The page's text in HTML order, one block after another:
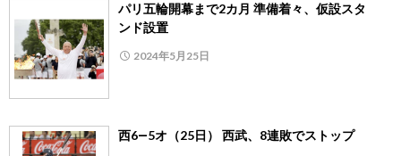
パリ五輪開幕まで2カ月 準備着々、仮設スタ
ンド設置
2024年5月25日
西6―5オ（25日） 西武、8連敗でストップ